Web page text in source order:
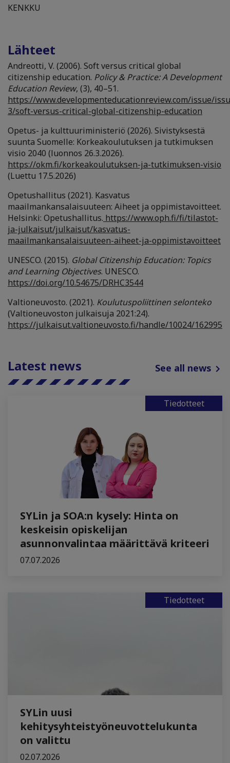
KENKKU
Lähteet
Andreotti, V. (2006). Soft versus critical global
citizenship education. Policy & Practice: A Development
Education Review, (3), 40–51.
https://www.developmenteducationreview.com/issue/
3/soft-versus-critical-global-citizenship-education
Opetus- ja kulttuuriministeriö (2026). Sivistyksestä
suunta Suomelle: Korkeakoulutuksen ja tutkimuksen
visio 2040 (luonnos 26.3.2026).
https://okm.fi/korkeakoulutuksen-ja-tutkimuksen-visio
(Luettu 17.5.2026)
Opetushallitus (2021). Kasvatus
maailmankansalaisuuteen: Aiheet ja oppimistavoitteet.
Helsinki: Opetushallitus. https://www.oph.fi/fi/tilastot-
ja-julkaisut/julkaisut/kasvatus-
maailmankansalaisuuteen-aiheet-ja-oppimistavoitteet
UNESCO. (2015). Global Citizenship Education: Topics
and Learning Objectives. UNESCO.
https://doi.org/10.54675/DRHC3544
Valtioneuvosto. (2021). Koulutuspoliittinen selonteko
(Valtioneuvoston julkaisuja 2021:24).
https://julkaisut.valtioneuvosto.fi/handle/10024/162995
Latest news See all news
Tiedotteet
SYLin ja SOA:n kysely: Hinta on
keskeisin opiskelijan
asunnonvalintaa määrittävä kriteeri
07.07.2026
Tiedotteet
SYLin uusi
kehitysyhteistyöneuvottelukunta
on valittu
02.07.2026